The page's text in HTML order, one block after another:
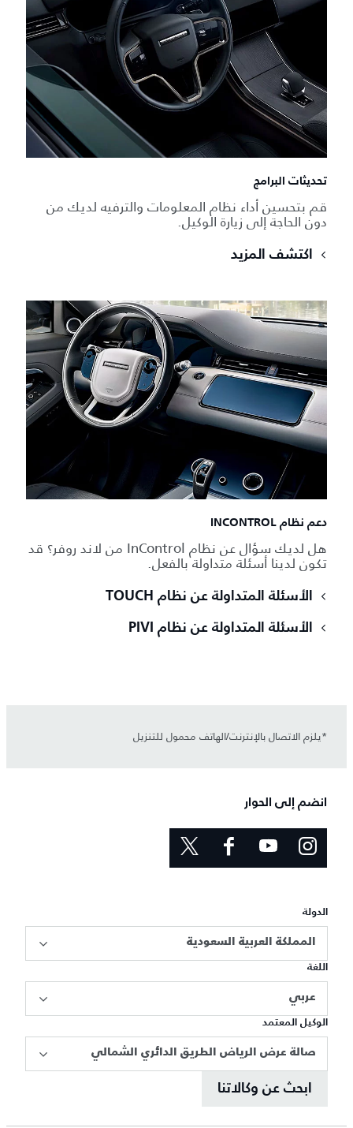
تحديثات البرامج
قم بتحسين أداء نظام المعلومات والترفيه لديك من
دون الحاجة إلى زيارة الوكيل.
اكتشف المزيد
دعم نظام INCONTROL
هل لديك سؤال عن نظام InControl من لاند روفر؟ قد
تكون لدينا أسئلة متداولة بالفعل.
الأسئلة المتداولة عن نظام TOUCH
الأسئلة المتداولة عن نظام PIVI
*يلزم الاتصال بالإنترنت/الهاتف محمول للتنزيل
انضم إلى الحوار
الدولة
المملكة العربية السعودية
اللغة
عربي
الوكيل المعتمد
صالة عرض الرياض الطريق الدائري الشمالي
ابحث عن وكالاتنا